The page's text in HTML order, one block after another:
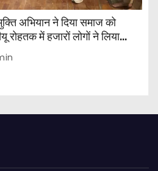
अभियान ने दिया समाज को
में हजारों लोगों ने लिया